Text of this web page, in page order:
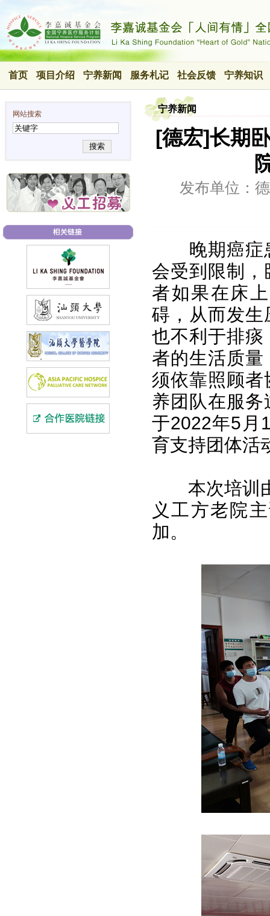
首页 项目介绍 宁养新闻 服务札记 社会反馈 宁养知识
网站搜索
搜索
宁养新闻
[德宏]长期
发布单位：
晚期癌症
会受到限制
者如果在床
碍，从而发
也不利于排
者的生活质
须依靠照顾
养团队在服
于2022年5月
育支持团体活
本次培训
义工方老院
加。